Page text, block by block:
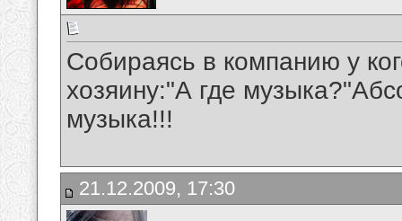
Собираясь в компанию у
хозяину:"А где
музыка!!!
21.12.2009, 17:30